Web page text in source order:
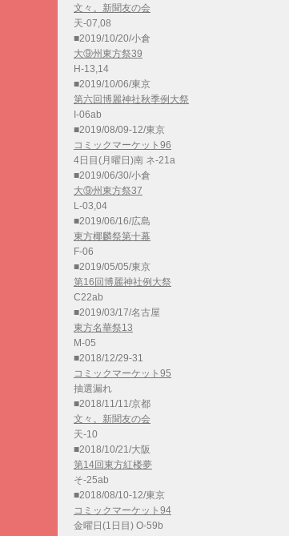
文々。新聞友の会
天-07,08
■2019/10/20/小倉
大⑨州東方祭39
H-13,14
■2019/10/06/東京
第六回博麗神社秋季例大祭
I-06ab
■2019/08/09-12/東京
コミックマーケット96
4日目(月曜日)南 ネ-21a
■2019/06/30/小倉
大⑨州東方祭37
L-03,04
■2019/06/16/広島
東方椰麟祭第十幕
F-06
■2019/05/05/東京
第16回博麗神社例大祭
C22ab
■2019/03/17/名古屋
東方名華祭13
M-05
■2018/12/29-31
コミックマーケット95
抽選漏れ
■2018/11/11/京都
文々。新聞友の会
天-10
■2018/10/21/大阪
第14回東方紅楼夢
そ-25ab
■2018/08/10-12/東京
コミックマーケット94
金曜日(1日目) O-59b